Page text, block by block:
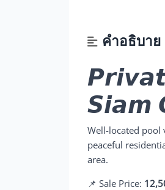
คำอธิบาย
𝙎𝙞𝙖𝙢
Well-located pool
peaceful
area.
📌 Sale Price: